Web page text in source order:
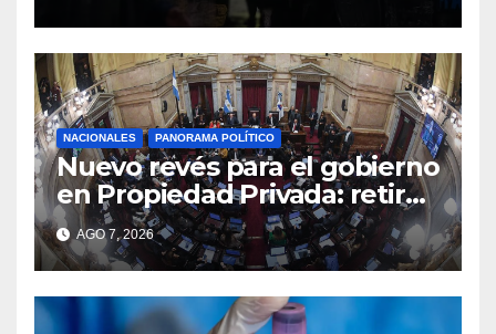
NACIONALES PANORAMA POLÍTICO
Nuevo revés para el gobierno
en Propiedad Privada: retiró
el capítulo que pretendía
modificar la Ley de Manejo
del Fuego
AGO 7, 2026